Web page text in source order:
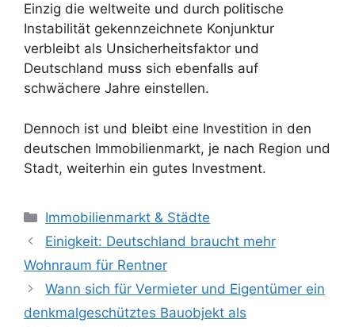
Einzig die weltweite und durch politische
Instabilität gekennzeichnete Konjunktur
verbleibt als Unsicherheitsfaktor und
Deutschland muss sich ebenfalls auf
schwächere Jahre einstellen.
Dennoch ist und bleibt eine Investition in den
deutschen Immobilienmarkt, je nach Region und
Stadt, weiterhin ein gutes Investment.
Kategorien
Immobilienmarkt & Städte
Einigkeit: Deutschland braucht mehr
Wohnraum für Rentner
Wann sich für Vermieter und Eigentümer ein
denkmalgeschütztes Bauobjekt als